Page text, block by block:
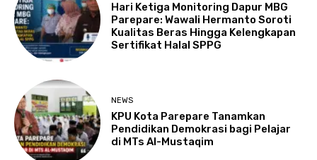
Hari Ketiga Monitoring Dapur MBG
Parepare: Wawali Hermanto Soroti
Kualitas Beras Hingga Kelengkapan
Sertifikat Halal SPPG
NEWS
KPU Kota Parepare Tanamkan
Pendidikan Demokrasi bagi Pelajar
di MTs Al-Mustaqim